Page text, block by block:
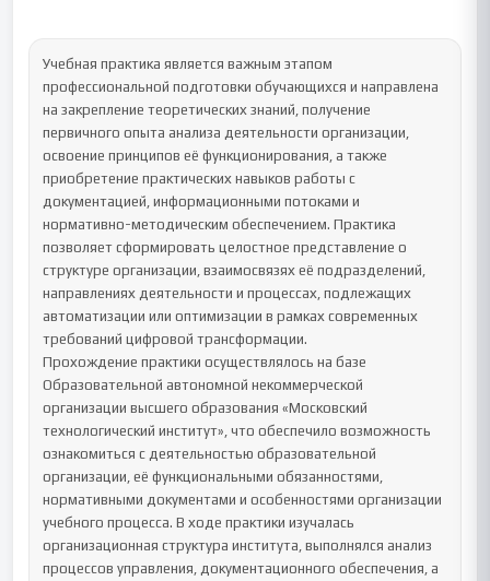
Учебная практика является важным этапом
профессиональной подготовки обучающихся и направлена
на закрепление теоретических знаний, получение
первичного опыта анализа деятельности организации,
освоение принципов её функционирования, а также
приобретение практических навыков работы с
документацией, информационными потоками и
нормативно-методическим обеспечением. Практика
позволяет сформировать целостное представление о
структуре организации, взаимосвязях её подразделений,
направлениях деятельности и процессах, подлежащих
автоматизации или оптимизации в рамках современных
требований цифровой трансформации.
Прохождение практики осуществлялось на базе
Образовательной автономной некоммерческой
организации высшего образования «Московский
технологический институт», что обеспечило возможность
ознакомиться с деятельностью образовательной
организации, её функциональными обязанностями,
нормативными документами и особенностями организации
учебного процесса. В ходе практики изучалась
организационная структура института, выполнялся анализ
процессов управления, документационного обеспечения, а